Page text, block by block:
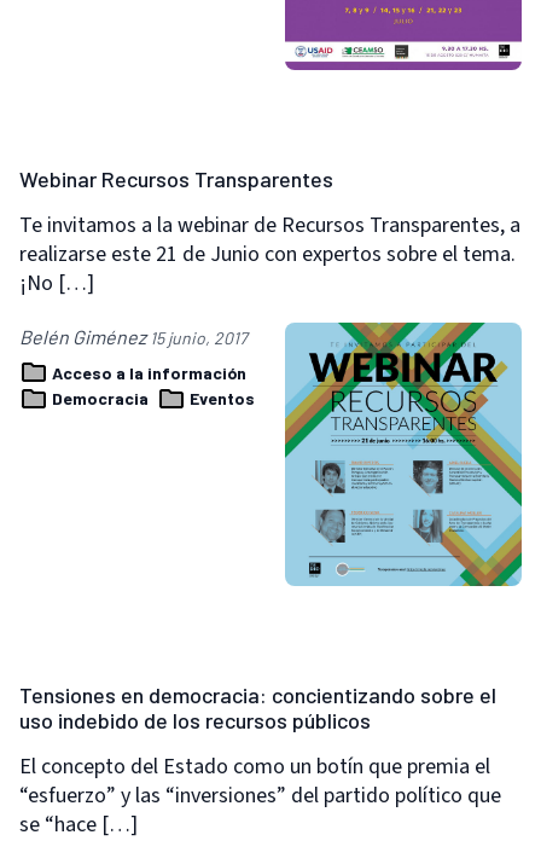
Webinar Recursos Transparentes
Te invitamos a la webinar de Recursos Transparentes, a
realizarse este 21 de Junio con expertos sobre el tema.
¡No […]
Belén Giménez 15 junio, 2017
Acceso a la información
Democracia
Eventos
Tensiones en democracia: concientizando sobre el
uso indebido de los recursos públicos
El concepto del Estado como un botín que premia el
“esfuerzo” y las “inversiones” del partido político que
se “hace […]